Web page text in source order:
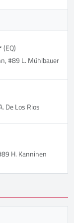
(EQ)
#89 L. Mühlbauer
De Los Rios
H. Kanninen